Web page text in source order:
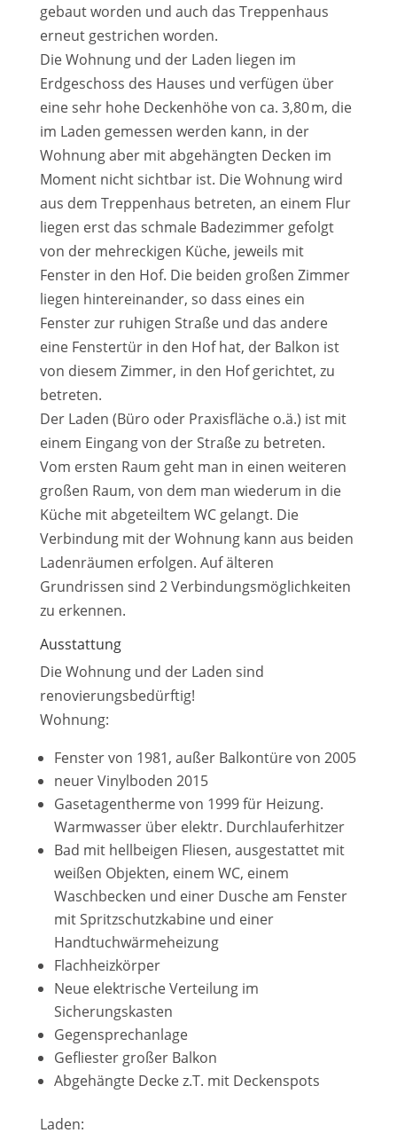
gebaut worden und auch das Treppenhaus
erneut gestrichen worden.
Die Wohnung und der Laden liegen im
Erdgeschoss des Hauses und verfügen über
eine sehr hohe Deckenhöhe von ca. 3,80 m, die
im Laden gemessen werden kann, in der
Wohnung aber mit abgehängten Decken im
Moment nicht sichtbar ist. Die Wohnung wird
aus dem Treppenhaus betreten, an einem Flur
liegen erst das schmale Badezimmer gefolgt
von der mehreckigen Küche, jeweils mit
Fenster in den Hof. Die beiden großen Zimmer
liegen hintereinander, so dass eines ein
Fenster zur ruhigen Straße und das andere
eine Fenstertür in den Hof hat, der Balkon ist
von diesem Zimmer, in den Hof gerichtet, zu
betreten.
Der Laden (Büro oder Praxisfläche o.ä.) ist mit
einem Eingang von der Straße zu betreten.
Vom ersten Raum geht man in einen weiteren
großen Raum, von dem man wiederum in die
Küche mit abgeteiltem WC gelangt. Die
Verbindung mit der Wohnung kann aus beiden
Ladenräumen erfolgen. Auf älteren
Grundrissen sind 2 Verbindungsmöglichkeiten
zu erkennen.
Ausstattung
Die Wohnung und der Laden sind
renovierungsbedürftig!
Wohnung:
Fenster von 1981, außer Balkontüre von 2005
neuer Vinylboden 2015
Gasetagentherme von 1999 für Heizung.
Warmwasser über elektr. Durchlauferhitzer
Bad mit hellbeigen Fliesen, ausgestattet mit
weißen Objekten, einem WC, einem
Waschbecken und einer Dusche am Fenster
mit Spritzschutzkabine und einer
Handtuchwärmeheizung
Flachheizkörper
Neue elektrische Verteilung im
Sicherungskasten
Gegensprechanlage
Gefliester großer Balkon
Abgehängte Decke z.T. mit Deckenspots
Laden: